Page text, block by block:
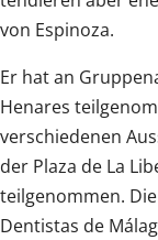
von Espinoza.
Er hat an
Henares
verschiedenen
der Plaza de La
teilgenommen.
Dentistas de